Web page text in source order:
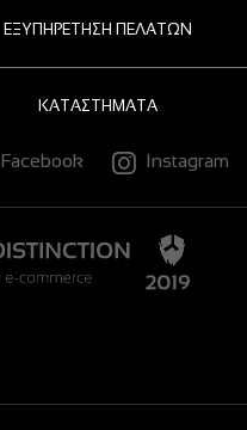
ΕΞΥΠΗΡΈΤΗΣΗ ΠΕΛΑΤΏΝ
ΚΑΤΑΣΤΉΜΑΤΑ
Facebook Instagram